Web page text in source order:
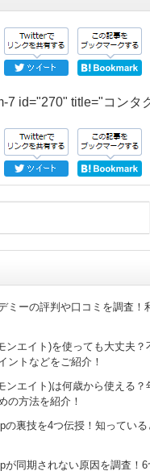
7 id="270" title="コンタ
ミーの評判や口コミを調査！
ンエイト)を使っても大丈夫
ントなどをご紹介！
ンエイト)は何歳から使える
の方法を紹介！
の裏技を4つ伝授！知ってい
が同期されない原因を調査！6